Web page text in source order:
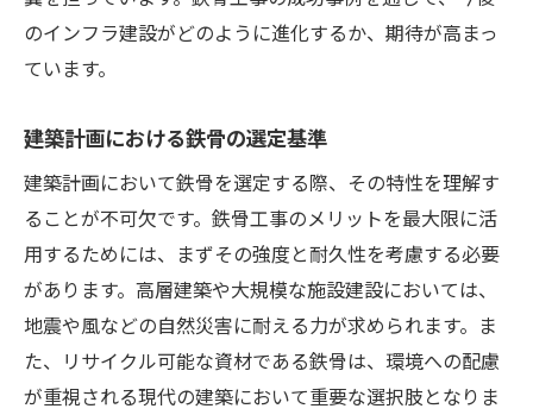
のインフラ建設がどのように進化するか、期待が高まっ
ています。
建築計画における鉄骨の選定基準
建築計画において鉄骨を選定する際、その特性を理解す
ることが不可欠です。鉄骨工事のメリットを最大限に活
用するためには、まずその強度と耐久性を考慮する必要
があります。高層建築や大規模な施設建設においては、
地震や風などの自然災害に耐える力が求められます。ま
た、リサイクル可能な資材である鉄骨は、環境への配慮
が重視される現代の建築において重要な選択肢となりま